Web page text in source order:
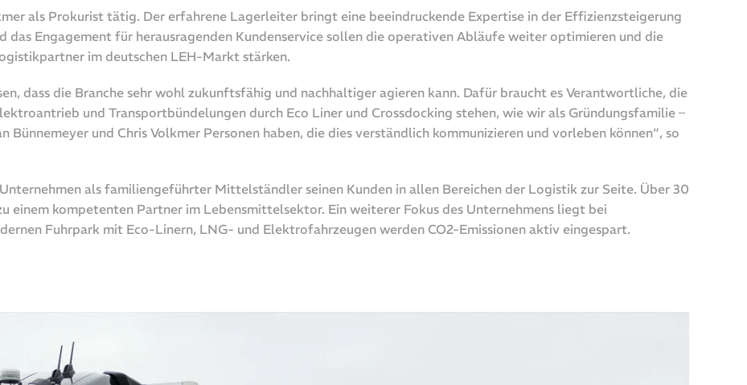
als Prokurist tätig. Der erfahrene Lagerleiter bringt eine beeindruckende Expertise in der Effizienzsteigerung
das Engagement für herausragenden Kundenservice sollen die operativen Abläufe weiter optimieren und die
im deutschen LEH-Markt stärken.
dass die Branche sehr wohl zukunftsfähig und nachhaltiger agieren kann. Dafür braucht es Verantwortliche, die
und Transportbündelungen durch Eco Liner und Crossdocking stehen, wie wir als Gründungsfamilie –
Bünnemeyer und Chris Volkmer Personen haben, die dies verständlich kommunizieren und vorleben können“, so
als familiengeführter Mittelständler seinen Kunden in allen Bereichen der Logistik zur Seite. Über 30
einem kompetenten Partner im Lebensmittelsektor. Ein weiterer Fokus des Unternehmens liegt bei
Fuhrpark mit Eco-Linern, LNG- und Elektrofahrzeugen werden CO2-Emissionen aktiv eingespart.